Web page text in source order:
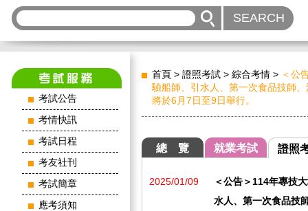
考試公告
考情快訊
考試日程
考友社刊
考試簡章
應考須知
首頁 > 證照考試 > 綜合考情 > ＜公
驗船師、引水人、第一次食品技師
將於6月7日至9日舉行。
總 覽 就業考試 證照
2025/01/09
＜公告＞114年專技
水人、第一次食品技